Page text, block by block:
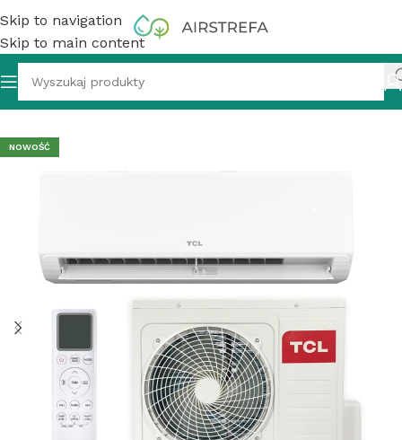
Skip to navigation
Skip to main content
ścienny TCL BreezeIN 1.0 TAC-18CHSD/TPH11IHB 5,1 kW
NOWOŚĆ